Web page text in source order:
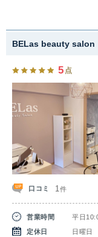
BELas beauty salon
5 点
口コミ 1 件
営業時間
平日
定休日
日曜日